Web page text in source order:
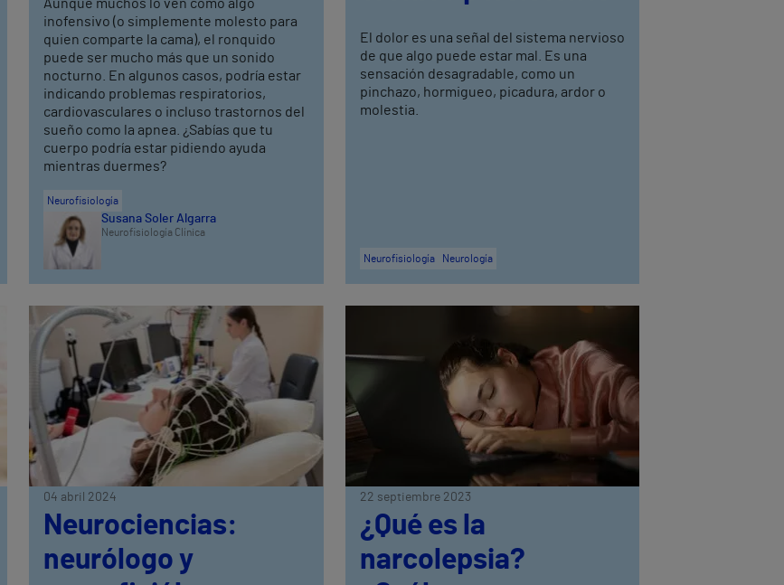
Aunque muchos lo ven como algo
inofensivo (o simplemente molesto para
quien comparte la cama), el ronquido
puede ser mucho más que un sonido
nocturno. En algunos casos, podría estar
indicando problemas respiratorios,
cardiovasculares o incluso trastornos del
sueño como la apnea. ¿Sabías que tu
cuerpo podría estar pidiendo ayuda
mientras duermes?
Neurofisiología
Susana Soler Algarra
Neurofisiología Clínica
El dolor es una señal del sistema nervioso
de que algo puede estar mal. Es una
sensación desagradable, como un
pinchazo, hormigueo, picadura, ardor o
molestia.
Neurofisiología Neurología
04 abril 2024
Neurociencias:
neurólogo y
22 septiembre 2023
¿Qué es la
narcolepsia?